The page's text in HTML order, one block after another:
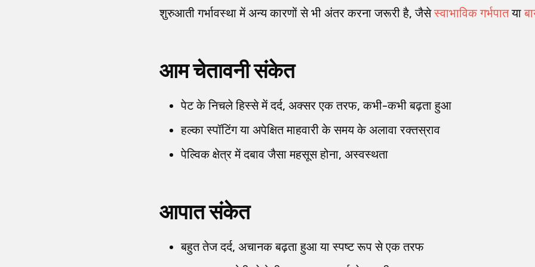
शुरुआती गर्भावस्था में अन्य कारणों से भी अंतर करना जरूरी है, जैसेस्वाभाविक गर्भपातया
आम चेतावनी संकेत
पेट के निचले हिस्से में दर्द, अक्सर एक तरफ, कभी-कभी बढ़ता हुआ
हल्का स्पॉटिंग या अपेक्षित माहवारी के समय के अलावा रक्तस्राव
पेल्विक क्षेत्र में दबाव जैसा महसूस होना, अस्वस्थता
आपात संकेत
बहुत तेज दर्द, अचानक बढ़ता हुआ या स्पष्ट रूप से एक तरफ